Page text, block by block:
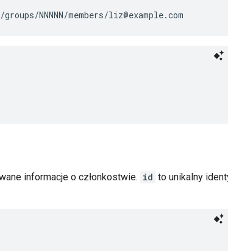
NNNNN/members/liz@example.com
informacje o członkostwie. id to unikalny